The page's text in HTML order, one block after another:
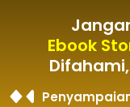
Ebook